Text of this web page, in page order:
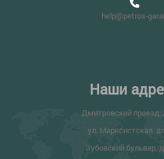
help@petros-
Наши
Дмитровский проезд,
ул. Марксистская,
Зубовский бульвар,